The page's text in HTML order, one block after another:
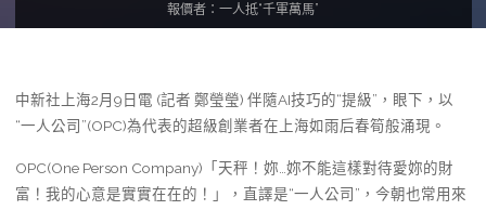
報價者：一人抵“千軍萬馬”
中新社上海2月9日電 (記者 鄭瑩瑩) 伴隨AI技巧的“提級”，眼下，以
“一人公司”(OPC)為代表的超級創業者在上海如雨后春筍般涌現。
OPC(One Person Company)「天秤！妳…妳不能這樣對待愛妳的財
富！我的心意是實實在在的！」，直譯是“一人公司”，今朝也常用來